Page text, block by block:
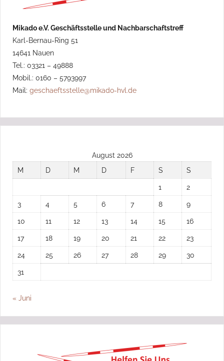
Mikado e.V. Geschäftsstelle und Nachbarschaftstreff
Karl-Bernau-Ring 51
14641 Nauen
Tel.: 03321 – 49888
Mobil.: 0160 – 5793997
Mail: geschaeftsstelle@mikado-hvl.de
August 2026
M
D M D F S
S
1
2
3
4 5 6 7 8
9
10
11 12 13 14 15
16
17
18 19 20 21 22
23
24
25 26 27 28 29
30
31
« Juni